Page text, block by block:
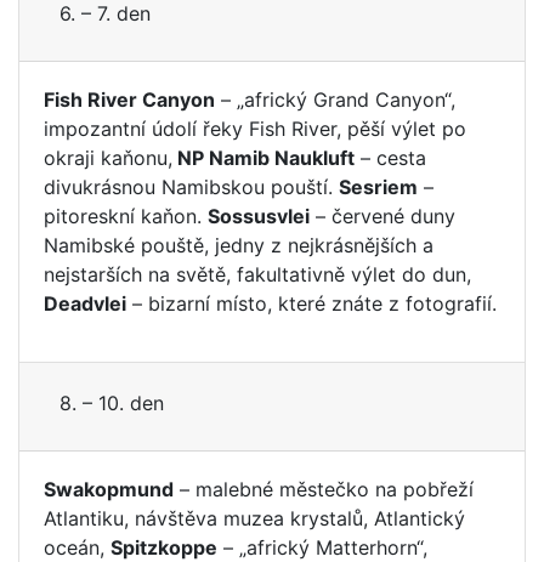
6. – 7. den
Fish River Canyon – „africký Grand Canyon“,
impozantní údolí řeky Fish River, pěší výlet po
okraji kaňonu, NP Namib Naukluft – cesta
divukrásnou Namibskou pouští. Sesriem –
pitoreskní kaňon. Sossusvlei – červené duny
Namibské pouště, jedny z nejkrásnějších a
nejstarších na světě, fakultativně výlet do dun,
Deadvlei – bizarní místo, které znáte z fotografií.
8. – 10. den
Swakopmund – malebné městečko na pobřeží
Atlantiku, návštěva muzea krystalů, Atlantický
oceán, Spitzkoppe – „africký Matterhorn“,